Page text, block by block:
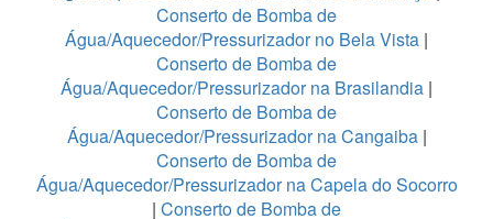
Conserto de Bomba de
Água/Aquecedor/Pressurizador no Bela Vista |
Conserto de Bomba de
Água/Aquecedor/Pressurizador na Brasilandia |
Conserto de Bomba de
Água/Aquecedor/Pressurizador na Cangaiba|
Conserto de Bomba de
Água/Aquecedor/Pressurizador na Capela do Socorro
| Conserto de Bomba de